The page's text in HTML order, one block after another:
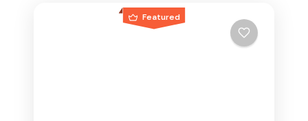
Featured